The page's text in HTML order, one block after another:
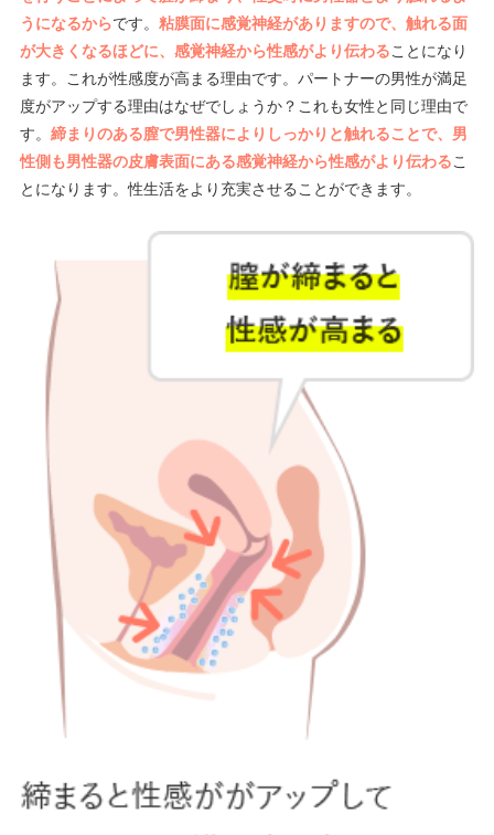
うになるからです。 粘膜面に感覚神経がありますので、触れる面
が大きくなるほどに、感覚神経から性感がより伝わることになり
ます。これが性感度が高まる理由です。パートナーの男性が満足
度がアップする理由はなぜでしょうか？これも女性と同じ理由で
す。 締まりのある膣で男性器によりしっかりと触れることで、男
性側も男性器の皮膚表面にある感覚神経から性感がより伝わるこ
とになります。性生活をより充実させることができます。